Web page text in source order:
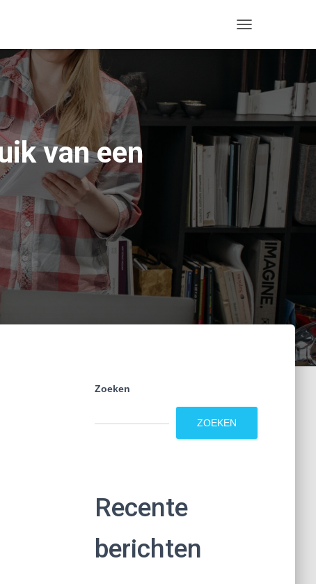
O
N
V
O
van een
Zoeken
ZOEKEN
Recente
berichten